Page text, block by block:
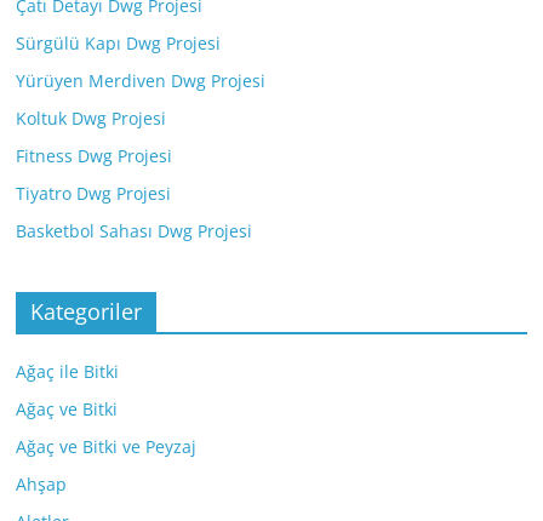
Çatı Detayı Dwg Projesi
Sürgülü Kapı Dwg Projesi
Yürüyen Merdiven Dwg Projesi
Koltuk Dwg Projesi
Fitness Dwg Projesi
Tiyatro Dwg Projesi
Basketbol Sahası Dwg Projesi
Kategoriler
Ağaç ile Bitki
Ağaç ve Bitki
Ağaç ve Bitki ve Peyzaj
Ahşap